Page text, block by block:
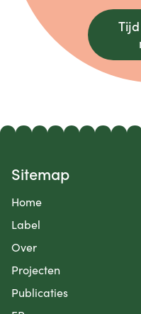
Sitemap
Home
Label
Over
Projecten
Publicaties